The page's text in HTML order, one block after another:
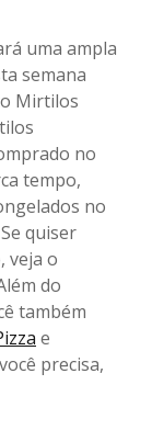
uma ampla
semana
Mirtilos
no
tempo,
no
quiser
veja o
do
também
e
precisa,